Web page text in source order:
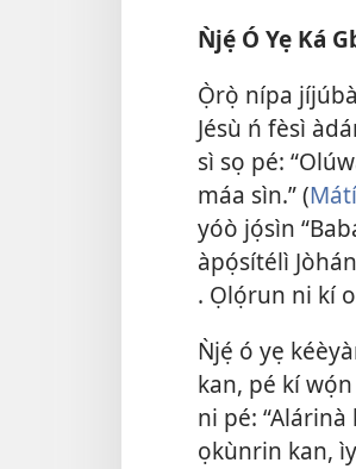
Ǹjẹ́ Ó Yẹ Ká
Ọ̀rọ̀ nípa
Jésù ń fèsì
sì sọ pé:
máa sìn.” (
yóò jọ́sìn
àpọ́sítélì
. Ọlọ́run ni kí
Ǹjẹ́ ó yẹ
kan, pé kí
ni pé:
ọkùnrin kan,